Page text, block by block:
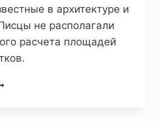
в архитектуре и
не располагали
расчета площадей